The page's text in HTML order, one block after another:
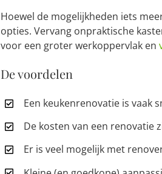
Hoewel de mogelijkheden iets
opties. Vervang onpraktische
voor een groter werkoppervlak en
De voordelen
Een keukenrenovatie is vaak
De kosten van een renovatie
Er is veel mogelijk met